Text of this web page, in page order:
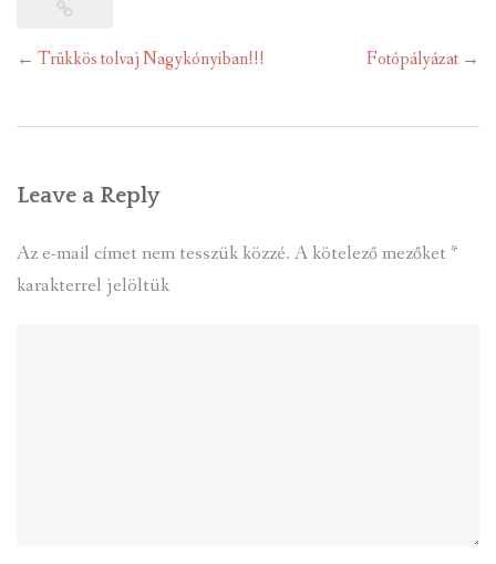
Post
← Trükkös tolvaj Nagykónyiban!!! Fotópályázat →
Leave a Reply
Az e-mail címet nem tesszük közzé. A kötelező mezőket *
karakterrel jelöltük